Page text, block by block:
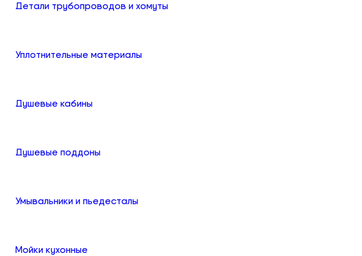
Детали трубопроводов и хомуты
Уплотнительные материалы
Душевые кабины
Душевые поддоны
Умывальники и пьедесталы
Мойки кухонные